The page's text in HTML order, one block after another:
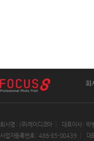
회
회사명 : (주)에이디코아 대표이사 : 박
사업자등록번호 : 486-85-00439
대